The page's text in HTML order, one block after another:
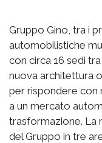
Gruppo Gino, tra i
automobilistiche
con circa 16 sedi
nuova architettura
per rispondere con
a un mercato
trasformazione. La
del Gruppo in tre